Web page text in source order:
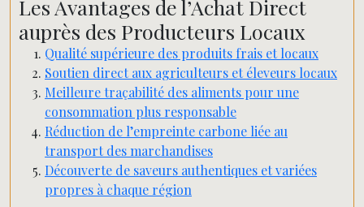
Les Avantages de l’Achat Direct
auprès des Producteurs Locaux
Qualité supérieure des produits frais et locaux
Soutien direct aux agriculteurs et éleveurs locaux
Meilleure traçabilité des aliments pour une
consommation plus responsable
Réduction de l’empreinte carbone liée au
transport des marchandises
Découverte de saveurs authentiques et variées
propres à chaque région